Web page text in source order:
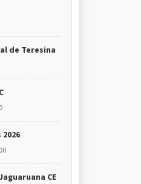
de Teresina
CE